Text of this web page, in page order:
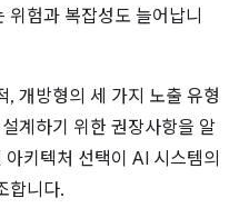
위험과 복잡성도 늘어납니
, 개방형의 세 가지 노출 유형
계하기 위한 권장사항을 알
키텍처 선택이 AI 시스템의
합니다.